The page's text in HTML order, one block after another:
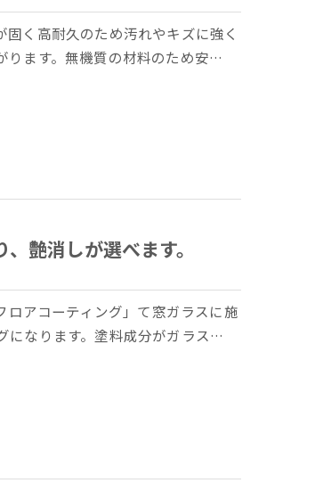
く高耐久のため汚れやキズに強く
ります。無機質の材料のため安…
艶消しが選べます。
アコーティング」て窓ガラスに施
になります。塗料成分がガラス…